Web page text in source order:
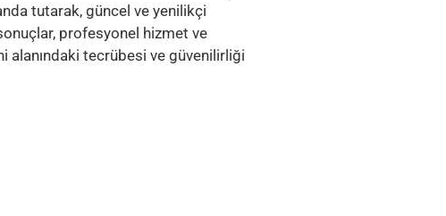
tutarak, güncel ve yenilikçi
profesyonel hizmet ve
alanındaki tecrübesi ve güvenilirliği